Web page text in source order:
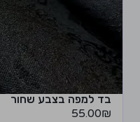
בד למפה בצבע שחור
55.00₪